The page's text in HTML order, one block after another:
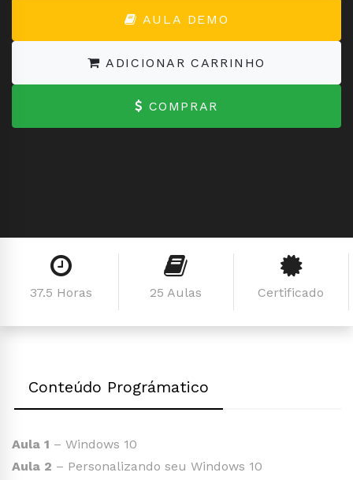
AULA DEMO
ADICIONAR CARRINHO
COMPRAR
37.5 Horas 25 Aulas Certificado
Conteúdo Prográmatico
Aula 1 – Windows 10
Aula 2 – Personalizando seu Windows 10